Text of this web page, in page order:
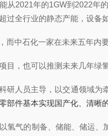
从2021年的1GW到2022年
过全行业的静态产能， 设备
而中石化一家在未来五年内
目，也可以推测未来几年
研人员主导，以交通领域
部件基本实现国产化、清
氢气的制备、储能、储运